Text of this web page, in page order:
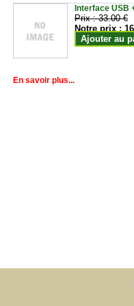
Interface USB
Prix :33.00 €
Notre prix :
Ajouter au
En savoir plus...